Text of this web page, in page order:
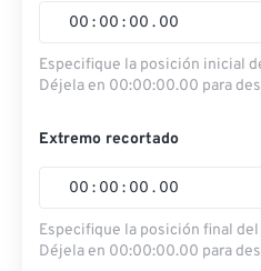
00 : 00 : 00 . 00
Especifique la posición inicial
Déjela en 00:00:00.00 para
Extremo recortado
00 : 00 : 00 . 00
Especifique la posición final del
Déjela en 00:00:00.00 para